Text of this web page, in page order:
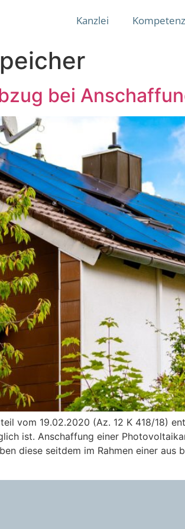
Kanzlei
bei
vom 19.02.2020 (Az. 12 K 418/18)
ist. Anschaffung einer
diese seitdem im Rahmen einer aus